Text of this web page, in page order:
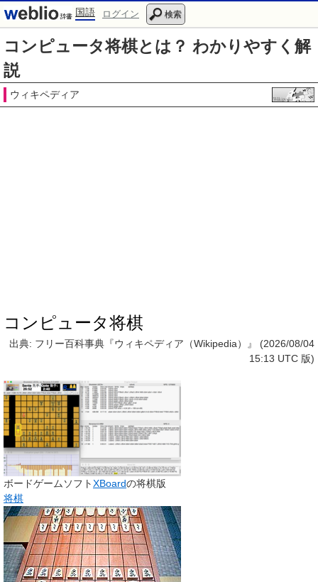
国語 ログイン 検索
コンピュータ将棋とは？ わかりやすく解
説
ウィキペディア
コンピュータ将棋
出典: フリー百科事典『ウィキペディア（Wikipedia）』 (2026/08/04
15:13 UTC 版)
ボードゲームソフトXBoardの将棋版
将棋